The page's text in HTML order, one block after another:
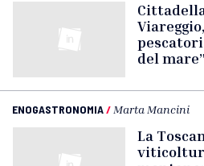
del mare”
ENOGASTRONOMIA/ Marta Mancini
La